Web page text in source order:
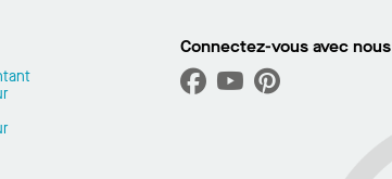
Connectez-vous avec nous